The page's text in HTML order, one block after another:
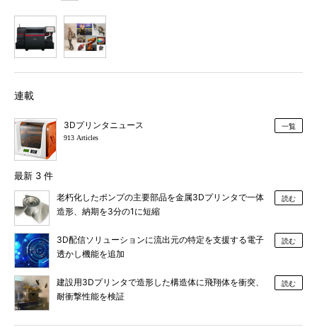
連載
3Dプリンタニュース
913 Articles
一覧
最新 3 件
老朽化したポンプの主要部品を金属3Dプリンタで一体
造形、納期を3分の1に短縮
読む
3D配信ソリューションに流出元の特定を支援する電子
透かし機能を追加
読む
建設用3Dプリンタで造形した構造体に飛翔体を衝突、
耐衝撃性能を検証
読む